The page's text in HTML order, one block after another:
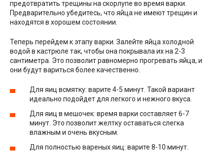
предотвратить трещины на скорлупе во время варки.
Предварительно убедитесь, что яйца не имеют трещин и
находятся в хорошем состоянии.
Теперь перейдем к этапу варки. Залейте яйца холодной
водой в кастрюле так, чтобы она покрывала их на 2-3
сантиметра. Это позволит равномерно прогревать яйца, и
они будут вариться более качественно.
Для яиц всмятку: варите 4-5 минут. Такой вариант
идеально подойдет для легкого и нежного вкуса.
Для яиц в мешочек: время варки составляет 6-7
минут. Это позволит желтку оставаться слегка
влажным и очень вкусным.
Для полностью вареных яиц: варите 8-10 минут.